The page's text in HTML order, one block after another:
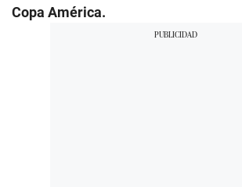
Copa América.